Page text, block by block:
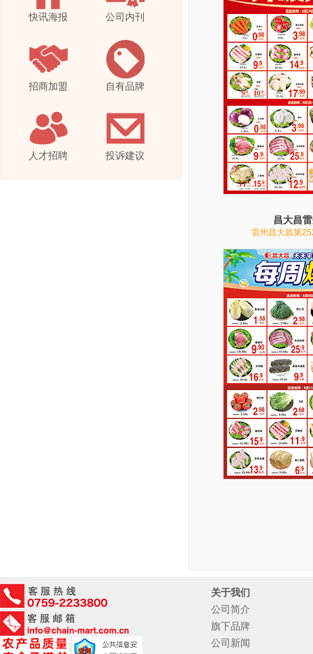
快讯海报 公司内刊
招商加盟 自有品牌
人才招聘 投诉建议
昌大昌
雷州昌大昌第
关于我们
公司简介
旗下品牌
公司新闻